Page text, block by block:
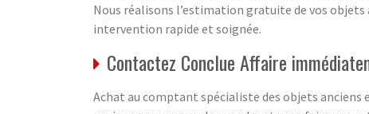
Nous réalisons l’estimation gratuite de vos
intervention rapide et soignée.
Contactez Conclue Affaire
Achat au comptant spécialiste des objets anciens